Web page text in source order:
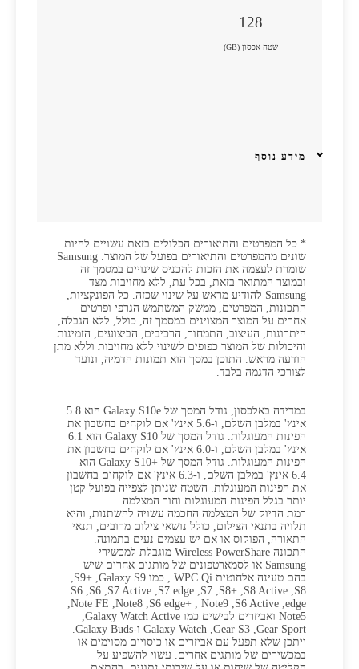
128
שטח אכסון (GB)
מידע נוסף
* כל המפרטים והתיאורים הכלולים בזאת עשויים להיות
שונים מהמפרטים והתיאורים בפועל של המוצר. Samsung
שומרת לעצמה את הזכות להכניס שינויים במסמך זה
ובמוצר המתואר בזאת, בכל עת, ללא מחויבות מצד
Samsung להודיע מראש על שינוי שכזה. כל הפונקציות,
התכונות, המפרטים, ממשק המשתמש הגרפי ופרטים
אחרים על המוצר המצוינים במסמך זה, כולל, ללא הגבלה,
היתרונות, העיצוב, התמחור, הרכיבים, הביצועים, הזמינות
והיכולות של המוצר כפופים לשינוי ללא מחויבות וללא מתן
הודעה מראש. התוכן במסך הוא תמונות הדמיה, ונועד
לצורכי הדגמה בלבד.
במדידה באלכסון, גודל המסך של Galaxy S10e הוא 5.8
אינץ' במלבן השלם, ו-5.6 אינץ' אם לוקחים בחשבון את
הפינות המעוגלות. גודל המסך של Galaxy S10 הוא 6.1
אינץ' במלבן השלם, ו-6.0 אינץ' אם לוקחים בחשבון את
הפינות המעוגלות. גודל המסך של Galaxy S10+‎‎ הוא
6.4 אינץ' במלבן השלם, ו-6.3 אינץ' אם לוקחים בחשבון
את הפינות המעוגלות. השטח שניתן לצפייה בפועל קטן
יותר בגלל הפינות המעוגלות וחור המצלמה.
רמת הדיוק של המצלמה החכמה עשויה להשתנות, והיא
תלויה בתנאי הצילום, כולל נושאי צילום מרובים, תנאי
התאורה, הפוקוס או אם יש עצמים נעים בתמונה.
התכונה Wireless PowerShare מוגבלת למכשירי
Samsung או לסמארטפונים של מותגים אחרים שיש
בהם טעינה אלחוטית WPC Qi , כמו Galaxy S9‏, S9+‎‎‏,
S8‏, S8+‎ ,S8 Active‏, S7‏, S7 edge‏, S7 Active‏, S6‏, S6
edge‏, S6 Active‏, S6 edge+ , Note9‏, Note8‏, Note FE‏,
Note5 ואביזרים לבישים כמו Galaxy Watch Active‏,
Gear Sport‏, Gear S3‏, Galaxy Watch ו-Galaxy Buds.
ייתכן שלא תפעל עם אביזרים או כיסויים מסוימים או
במכשירים של מותגים אחרים. עשוי להשפיע על